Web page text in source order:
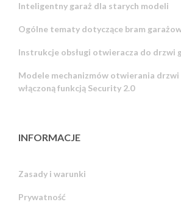
Inteligentny garaż dla starych modeli
Ogólne tematy dotyczące bram
Instrukcje obsługi otwieracza do drzwi
Modele mechanizmów otwierania drzwi
włączoną funkcją Security 2.0
INFORMACJE
Zasady i warunki
Prywatność